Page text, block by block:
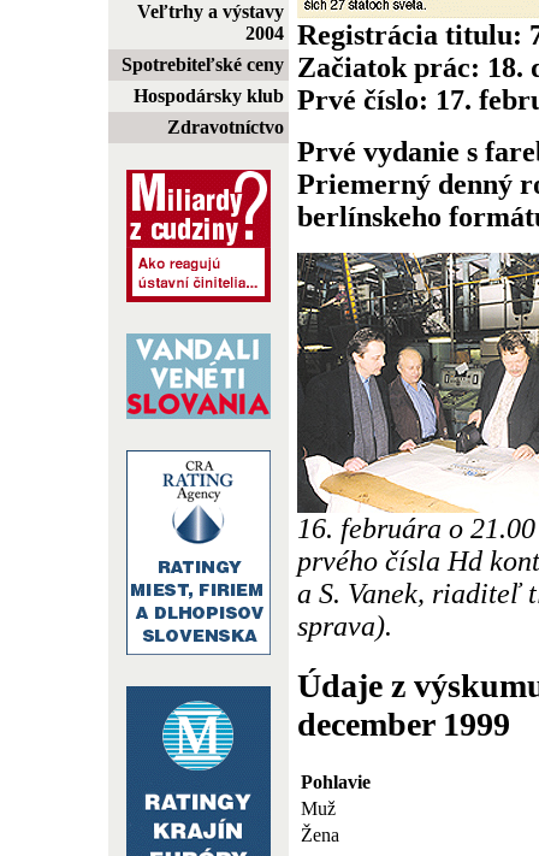
Veľtrhy a výstavy
2004
Spotrebiteľské ceny
Hospodársky klub
Zdravotníctvo
Registrácia titulu:
Začiatok prác: 18.
Prvé číslo: 17.
Prvé vydanie s
Priemerný denný
berlínskeho
16. februára o
prvého čísla Hd
a S. Vanek, riaditeľ
sprava).
Údaje z
december 1999
Pohlavie
Muž
Žena